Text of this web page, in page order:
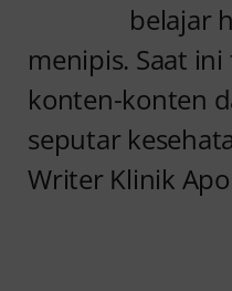
belajar
menipis. Saat
konten-konten
seputar
Writer Klinik